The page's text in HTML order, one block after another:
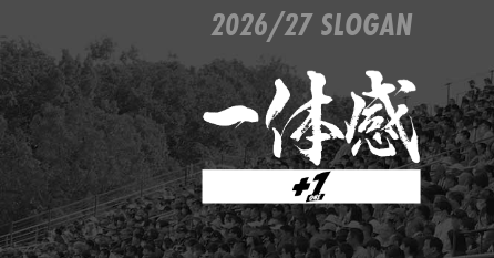
2026/27 SLOGAN